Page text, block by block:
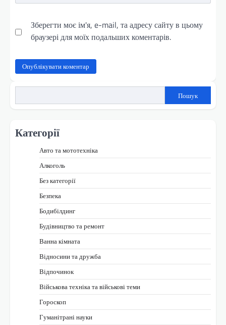
Зберегти моє ім'я, e-mail, та адресу сайту в цьому
браузері для моїх подальших коментарів.
Пошук
Категорії
Авто та мототехніка
Алкоголь
Без категорії
Безпека
Бодибілдинг
Будівництво та ремонт
Ванна кімната
Відносини та дружба
Відпочинок
Військова техніка та військові теми
Гороскоп
Гуманітрані науки